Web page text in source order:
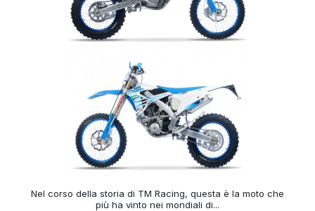
Nel corso della storia di TM Racing, questa è la moto che
più ha vinto nei mondiali di...